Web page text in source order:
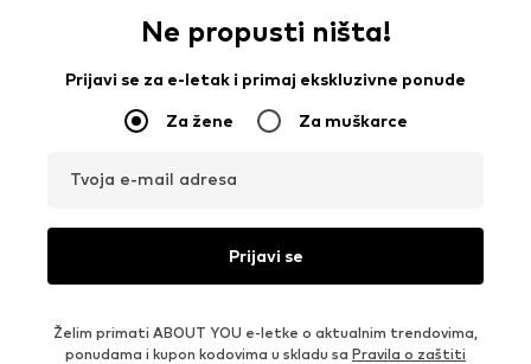
Ne propusti ništa!
Prijavi se za e-letak i primaj ekskluzivne ponude
Za žene Za muškarce
Tvoja e-mail adresa
Prijavi se
Želim primati ABOUT YOU e-letke o aktualnim trendovima,
ponudama i kupon kodovima u skladu sa Pravila o zaštiti